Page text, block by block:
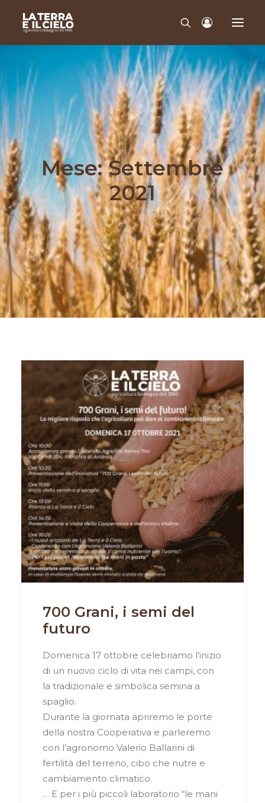
CHI SIAMO
QUALITÀ
PRODOTTI
CONTATTI
Mese: Settembre
2021
700 Grani, i semi del
futuro
Domenica 17 ottobre celebriamo l’inizio
di un nuovo ciclo di vita nei campi, con
la tradizionale e simbolica semina a
spaglio.
Durante la giornata apriremo le porte
della nostra Cooperativa e parleremo
con l’agronomo Valerio Ballarini di
fertilità del terreno, cibo che nutre e
cambiamento climatico.
… E per i più piccoli laboratorio “le mani